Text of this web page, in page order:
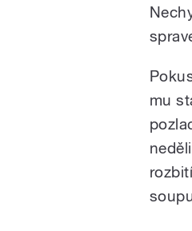
mu